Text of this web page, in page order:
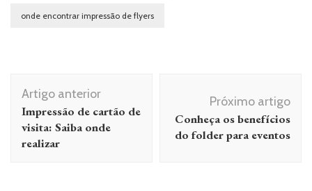
onde encontrar impressão de flyers
Navegação
de
post
Artigo anterior
Impressão de cartão de
visita: Saiba onde
realizar
Próximo artigo
Conheça os benefícios
do folder para eventos